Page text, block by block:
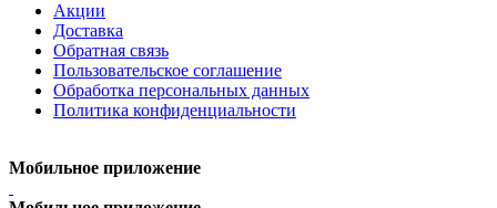
Акции
Доставка
Обратная связь
Пользовательское соглашение
Обработка персональных данных
Политика конфиденциальности
Мобильное приложение